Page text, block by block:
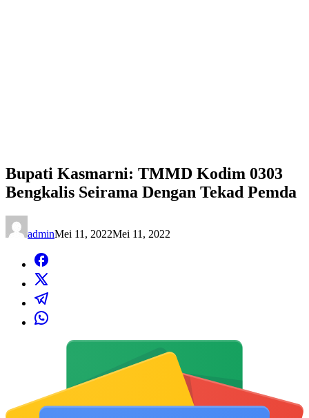
Bupati Kasmarni: TMMD Kodim 0303
Bengkalis Seirama Dengan Tekad Pemda
adminMei 11, 2022Mei 11, 2022